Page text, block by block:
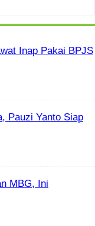
Inap Pakai BPJS
Pauzi Yanto Siap
MBG, Ini